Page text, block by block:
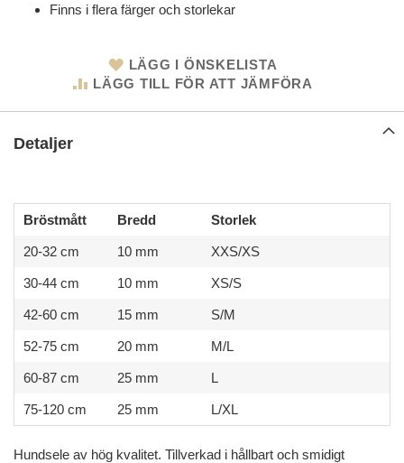
Finns i flera färger och storlekar
LÄGG I ÖNSKELISTA
LÄGG TILL FÖR ATT JÄMFÖRA
Detaljer
Bröstmått Bredd Storlek
20-32 cm 10 mm XXS/XS
30-44 cm 10 mm XS/S
42-60 cm 15 mm S/M
52-75 cm 20 mm M/L
60-87 cm 25 mm L
75-120 cm 25 mm L/XL
Hundsele av hög kvalitet. Tillverkad i hållbart och smidigt